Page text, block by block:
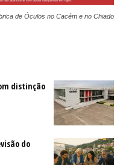
de Óculos no Cacém e no Chiado
distinção
do